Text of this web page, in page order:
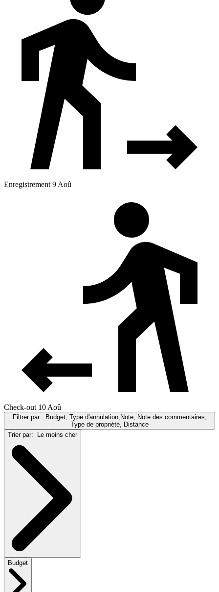
Enregistrement 9 Aoû
Check-out 10 Aoû
Filtrer par:
Budget, Type d'annulation,Note, Note des commentaires,
Type de propriété, Distance
Trier par:
Le moins cher
Budget